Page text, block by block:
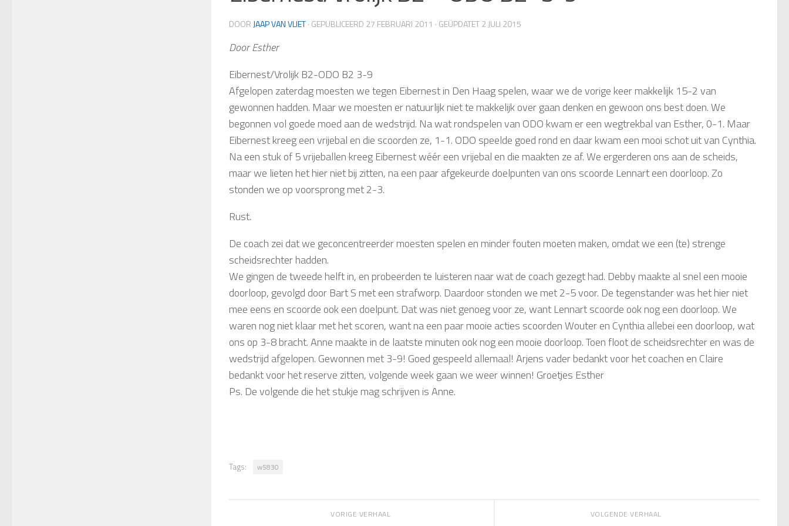
DOOR JAAP VAN VLIET· GEPUBLICEERD 27 FEBRUARI 2011 · GEÜPDATET2 JULI 2015
Door Esther
Eibernest/Vrolijk B2-ODO B2 3-9
Afgelopen zaterdag moesten we tegen Eibernest in Den Haag spelen, waar we de vorige keer makkelijk 15-2 van
gewonnen hadden. Maar we moesten er natuurlijk niet te makkelijk over gaan denken en gewoon ons best doen. We
begonnen vol goede moed aan de wedstrijd. Na wat rondspelen van ODO kwam er een wegtrekbal van Esther, 0-1. Maar
Eibernest kreeg een vrijebal en die scoorden ze, 1-1. ODO speelde goed rond en daar kwam een mooi schot uit van Cynthia.
Na een stuk of 5 vrijeballen kreeg Eibernest wéér een vrijebal en die maakten ze af. We ergerderen ons aan de scheids,
maar we lieten het hier niet bij zitten, na een paar afgekeurde doelpunten van ons scoorde Lennart een doorloop. Zo
stonden we op voorsprong met 2-3.
Rust.
De coach zei dat we geconcentreerder moesten spelen en minder fouten moeten maken, omdat we een (te) strenge
scheidsrechter hadden.
We gingen de tweede helft in, en probeerden te luisteren naar wat de coach gezegt had. Debby maakte al snel een mooie
doorloop, gevolgd door Bart S met een strafworp. Daardoor stonden we met 2-5 voor. De tegenstander was het hier niet
mee eens en scoorde ook een doelpunt. Dat was niet genoeg voor ze, want Lennart scoorde ook nog een doorloop. We
waren nog niet klaar met het scoren, want na een paar mooie acties scoorden Wouter en Cynthia allebei een doorloop, wat
ons op 3-8 bracht. Anne maakte in de laatste minuten ook nog een mooie doorloop. Toen floot de scheidsrechter en was de
wedstrijd afgelopen. Gewonnen met 3-9! Goed gespeeld allemaal! Arjens vader bedankt voor het coachen en Claire
bedankt voor het reserve zitten, volgende week gaan we weer winnen! Groetjes Esther
Ps. De volgende die het stukje mag schrijven is Anne.
Tags: w5830
VOLGENDE VERHAAL
VORIGE VERHAAL